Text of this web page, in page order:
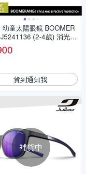
幼童太陽眼鏡 BOOMER
(2-4歲) 消光
貨到通知我
補貨中